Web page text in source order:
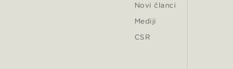
Novi članci
Mediji
CSR